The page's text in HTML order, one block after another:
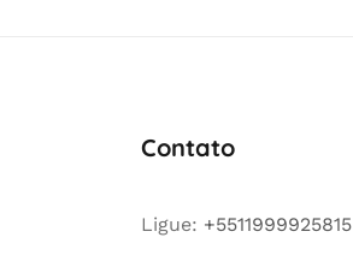
Contato
Ligue: +5511999925815